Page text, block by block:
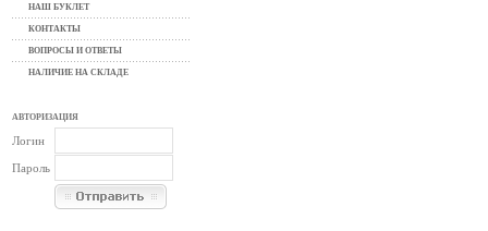
НАШ БУКЛЕТ
КОНТАКТЫ
ВОПРОСЫ И ОТВЕТЫ
НАЛИЧИЕ НА СКЛАДЕ
АВТОРИЗАЦИЯ
Логин
Пароль